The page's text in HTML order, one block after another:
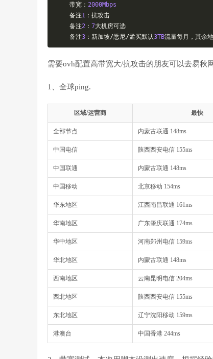
带宽： 2000Mbps
备注1 ：抗攻击
备注2 ： 7大机房可选
备注3 ：新加坡/悉尼/孟买默认3TB流量每月，其余
需要ovh配置高带宽大/抗攻击的朋友可以去易秋
1、全球ping.
区域/运营商 最快
全部节点 内蒙古联通 148ms
中国电信 陕西西安电信 155ms
中国联通 内蒙古联通 148ms
中国移动 北京移动 154ms
华东地区 江西南昌联通 161ms
华南地区 广东肇庆联通 174ms
华中地区 河南郑州电信 159ms
华北地区 内蒙古联通 148ms
西南地区 云南昆明电信 204ms
西北地区 陕西西安电信 155ms
东北地区 辽宁沈阳移动 159ms
港澳台 中国香港 244ms